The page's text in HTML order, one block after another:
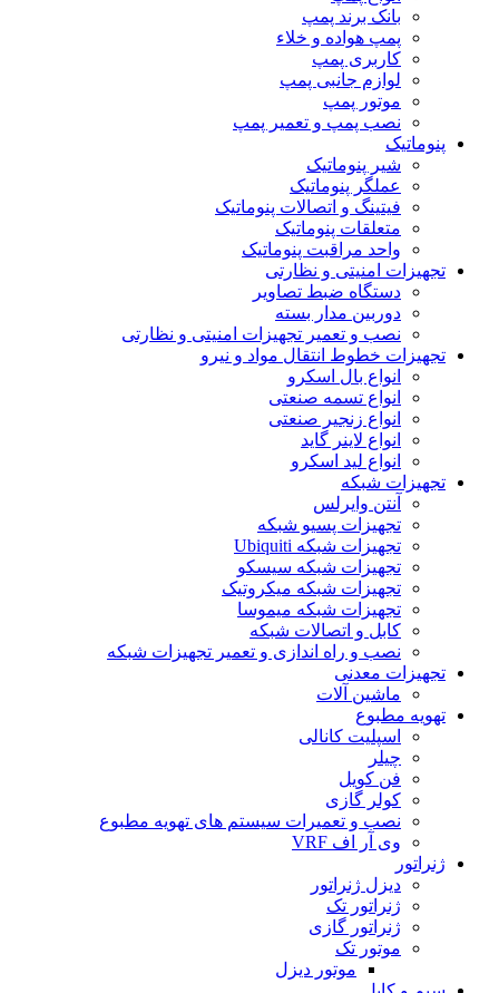
بانک برند پمپ
پمپ هواده و خلاء
کاربری پمپ
لوازم جانبی پمپ
موتور پمپ
نصب پمپ و تعمیر پمپ
پنوماتیک
شیر پنوماتیک
عملگر پنوماتیک
فیتینگ و اتصالات پنوماتیک
متعلقات پنوماتیک
واحد مراقبت پنوماتیک
تجهیزات امنیتی و نظارتی
دستگاه ضبط تصاویر
دوربین مدار بسته
نصب و تعمیر تجهیزات امنیتی و نظارتی
تجهیزات خطوط انتقال مواد و نیرو
انواع بال اسکرو
انواع تسمه صنعتی
انواع زنجیر صنعتی
انواع لاینر گاید
انواع لید اسکرو
تجهیزات شبکه
آنتن وایرلس
تجهیزات پسیو شبکه
تجهیزات شبکه Ubiquiti
تجهیزات شبکه سیسکو
تجهیزات شبکه میکروتیک
تجهیزات شبکه میموسا
کابل و اتصالات شبکه
نصب و راه اندازی و تعمیر تجهیزات شبکه
تجهیزات معدنی
ماشین آلات
تهویه مطبوع
اسپلیت کانالی
چیلر
فن کویل
کولر گازی
نصب و تعمیرات سیستم های تهویه مطبوع
وی آر اف VRF
ژنراتور
دیزل ژنراتور
ژنراتور تک
ژنراتور گازی
موتور تک
موتور دیزل